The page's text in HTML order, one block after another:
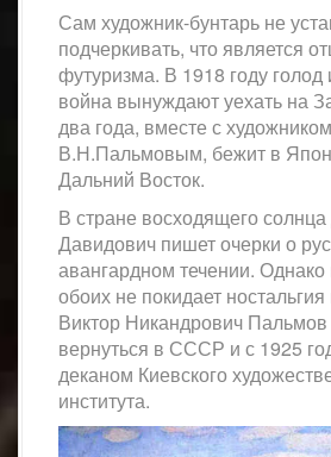
Сам художник-бунтарь не
подчеркивать, что является
футуризма. В 1918 году голод
война вынуждают уехать на
два года, вместе с
В.Н.Пальмовым, бежит в
Дальний Восток.
В стране восходящего
Давидович пишет очерки о
авангардном течении. Однако
обоих не покидает
Виктор Никандрович
вернуться в СССР и с 1925
деканом Киевского
института.